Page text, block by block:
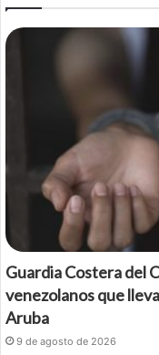
Guardia Costera del
venezolanos que
Aruba
9 de agosto de 2026